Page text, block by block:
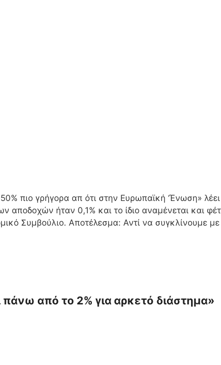
πιο γρήγορα απ ότι στην Ευρωπαϊκή ‘Ένωση»
αποδοχών ήταν 0,1% και το ίδιο αναμένεται και
Συμβούλιο. Αποτέλεσμα: Αντί να συγκλίνουμε
από το 2% για αρκετό διάστημα»